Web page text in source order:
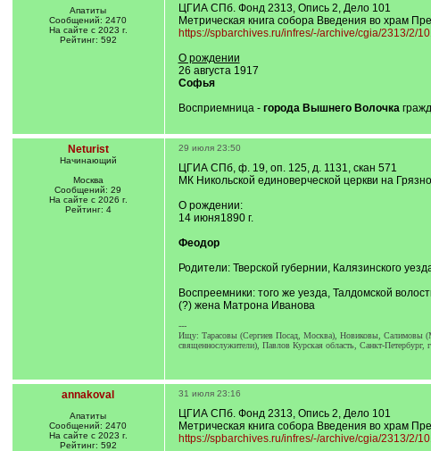
Апатиты
Сообщений: 2470
На сайте с 2023 г.
Рейтинг: 592
ЦГИА СПб. Фонд 2313, Опись 2, Дело 101
Метрическая книга собора Введения во храм
https://spbarchives.ru/infres/-/archive/cgia/2313/2/
О рождении
26 августа 1917
Софья
Восприемница - города Вышнего Волочка
Neturist
Начинающий
Москва
Сообщений: 29
На сайте с 2026 г.
Рейтинг: 4
29 июля 23:50
ЦГИА СПб, ф. 19, оп. 125, д. 1131, скан 571
МК Никольской единоверческой церкви на
О рождении:
14 июня1890 г.
Феодор
Родители: Тверской губернии, Калязинского
Воспреемники: того же уезда, Талдомской
(?) жена Матрона Иванова
---
Ищу: Тарасовы (Сергиев Посад, Москва), Новиковы, Салимовы
священнослужители), Павлов Курская область, Санкт-Петербург,
annakoval
Апатиты
Сообщений: 2470
На сайте с 2023 г.
Рейтинг: 592
31 июля 23:16
ЦГИА СПб. Фонд 2313, Опись 2, Дело 101
Метрическая книга собора Введения во храм
https://spbarchives.ru/infres/-/archive/cgia/2313/2/